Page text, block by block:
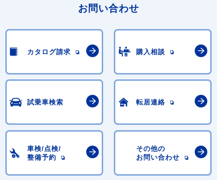
お問い合わせ
カタログ請求 購入相談
試乗車検索 転居連絡
車検/点検/
整備予約
その他の
お問い合わせ